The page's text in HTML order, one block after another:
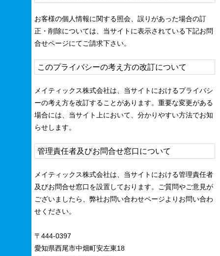
お客様の個人情報に関する照会、誤りがあった場合の訂
正・削除については、当サイトに表示されている下記お問
合せページにてご請求下さい。
このプライバシーの考え方の改訂について
メイティックス株式会社は、当サイトにおけるプライバシ
ーの考え方を改訂することがあります。重要な変更がある
場合には、当サイト上において、分かりやすい方法でお知
らせします。
管理責任者及びお問合せ窓口について
メイティックス株式会社は、当サイトにおける管理責任者
及びお問合せ窓口を設置しております。ご質問やご意見が
ございましたら、弊社お問い合わせページよりお問い合わ
せください。
〒444-0397
愛知県西尾市中畑町安左東18